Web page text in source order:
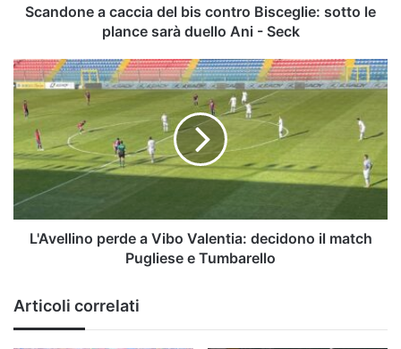
plance
Ani
-
Seck
Scandone a caccia del bis contro Bisceglie: sotto le
plance sarà duello Ani - Seck
L'Avellino
perde
Vibo
Valentia:
decidono
match
Pugliese
L'Avellino perde a Vibo Valentia: decidono il match
Pugliese e Tumbarello
Articoli correlati